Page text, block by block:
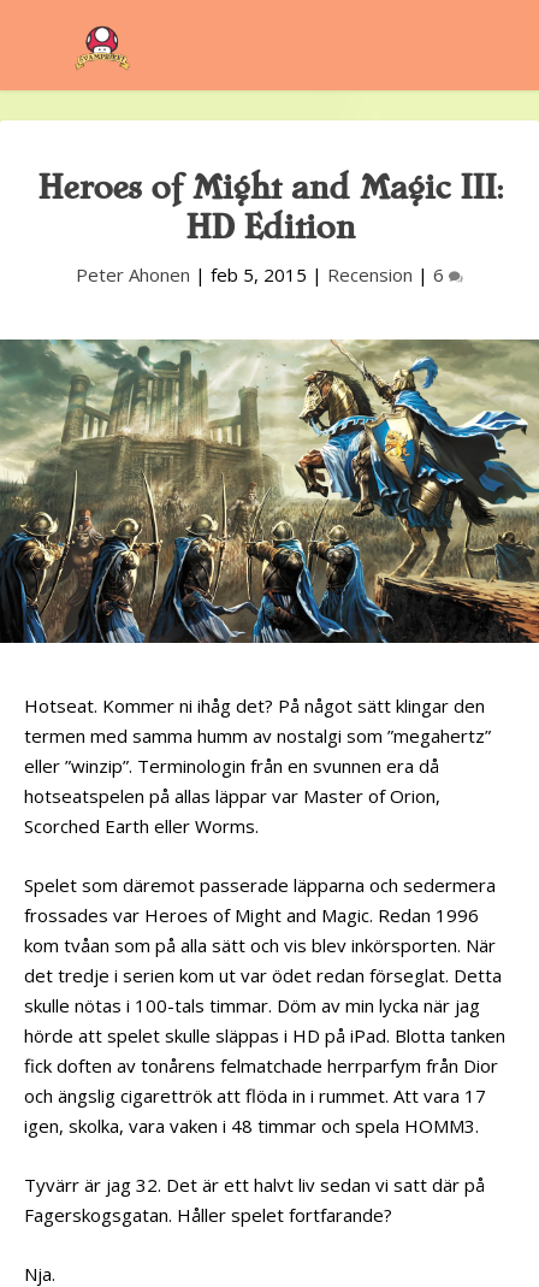
Heroes of Might and Magic III:
HD Edition
Peter Ahonen | feb 5, 2015 | Recension | 6
Hotseat. Kommer ni ihåg det? På något sätt klingar den
termen med samma humm av nostalgi som ”megahertz”
eller ”winzip”. Terminologin från en svunnen era då
hotseatspelen på allas läppar var Master of Orion,
Scorched Earth eller Worms.
Spelet som däremot passerade läpparna och sedermera
frossades var Heroes of Might and Magic. Redan 1996
kom tvåan som på alla sätt och vis blev inkörsporten. När
det tredje i serien kom ut var ödet redan förseglat. Detta
skulle nötas i 100-tals timmar. Döm av min lycka när jag
hörde att spelet skulle släppas i HD på iPad. Blotta tanken
fick doften av tonårens felmatchade herrparfym från Dior
och ängslig cigarettrök att flöda in i rummet. Att vara 17
igen, skolka, vara vaken i 48 timmar och spela HOMM3.
Tyvärr är jag 32. Det är ett halvt liv sedan vi satt där på
Fagerskogsgatan. Håller spelet fortfarande?
Nja.